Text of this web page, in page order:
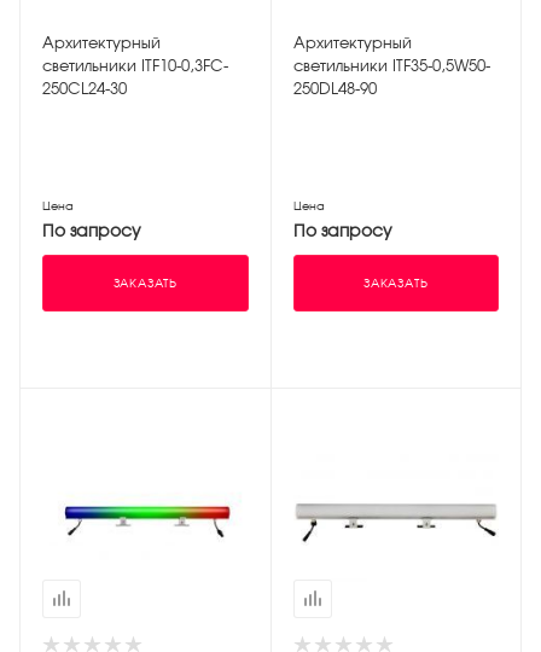
Архитектурный
светильники ITF10-0,3FC-
250CL24-30
Цена
По запросу
ЗАКАЗАТЬ
Архитектурный
светильники ITF35-0,5W50-
250DL48-90
Цена
По запросу
ЗАКАЗАТЬ